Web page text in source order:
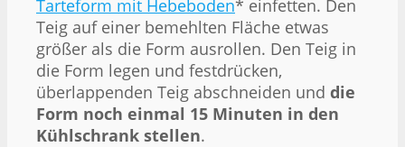
Tarteform mit Hebeboden* einfetten. Den
Teig auf einer bemehlten Fläche etwas
größer als die Form ausrollen. Den Teig in
die Form legen und festdrücken,
überlappenden Teig abschneiden und die
Form noch einmal 15 Minuten in den
Kühlschrank stellen.